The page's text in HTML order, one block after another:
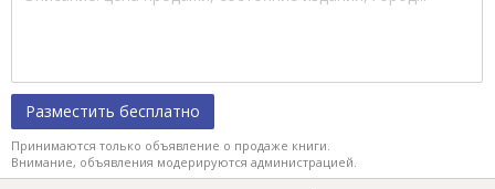
Разместить бесплатно
Принимаются только объявление о продаже книги.
Внимание, объявления модерируются администрацией.